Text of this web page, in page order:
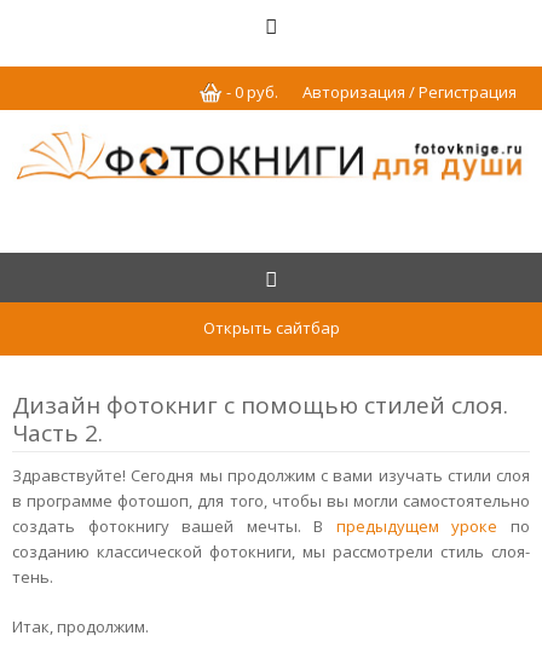
Авторизация / Регистрация
-0руб.
Открыть сайтбар
Дизайн фотокниг с помощью стилей слоя.
Часть 2.
Здравствуйте! Сегодня мы продолжим с вами изучать стили слоя
в программе фотошоп, для того, чтобы вы могли самостоятельно
создать фотокнигу вашей мечты. В предыдущем уроке по
созданию классической фотокниги, мы рассмотрели стиль слоя-
тень.
Итак, продолжим.